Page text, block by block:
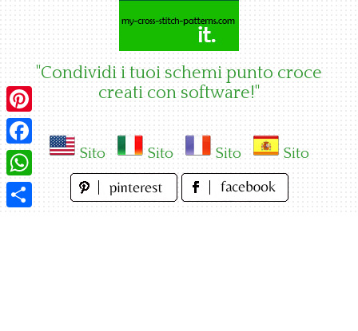
"Condividi i tuoi schemi punto croce
creati con software!"
Sito Sito Sito Sito
Pinterest
Facebook
WhatsApp